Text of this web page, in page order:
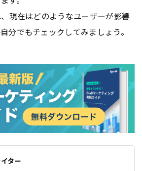
現在はどのようなユーザーが影響
分でもチェックしてみましょう。
ター